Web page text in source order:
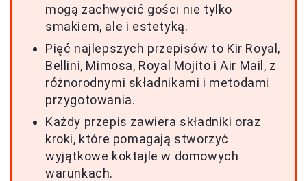
mogą zachwycić gości nie tylko
smakiem, ale i estetyką.
Pięć najlepszych przepisów to Kir Royal,
Bellini, Mimosa, Royal Mojito i Air Mail, z
różnorodnymi składnikami i metodami
przygotowania.
Każdy przepis zawiera składniki oraz
kroki, które pomagają stworzyć
wyjątkowe koktajle w domowych
warunkach.